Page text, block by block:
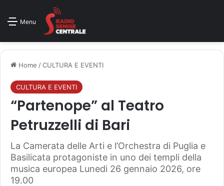
Menu
Home /CULTURA E EVENTI
CULTURA E EVENTI
“Partenope” al Teatro
Petruzzelli di Bari
La Camerata delle Arti e l’Orchestra di Puglia e
Basilicata protagoniste in uno dei templi della
musica europea Lunedi 26 gennaio 2026, ore
19.00